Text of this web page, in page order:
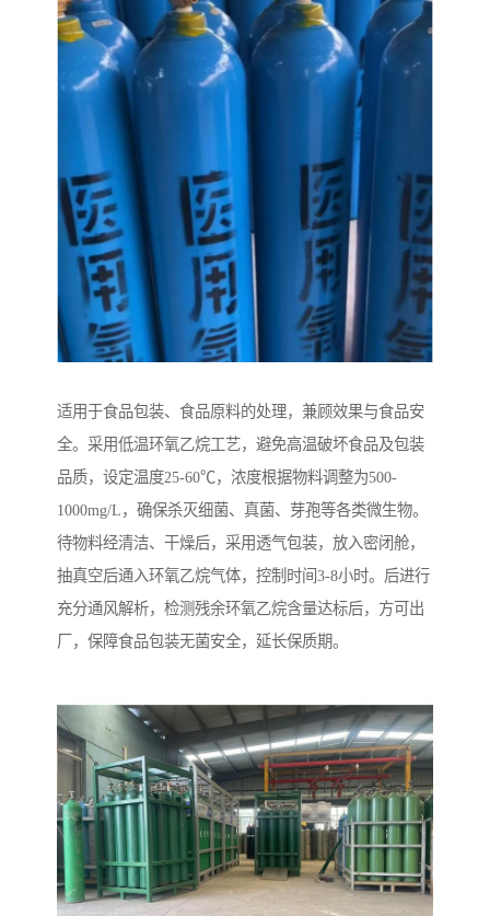
适用于食品包装、食品原料的处理，兼顾效果与食品安
全。采用低温环氧乙烷工艺，避免高温破坏食品及包装
品质，设定温度25-60℃，浓度根据物料调整为500-
1000mg/L，确保杀灭细菌、真菌、芽孢等各类微生物。
待物料经清洁、干燥后，采用透气包装，放入密闭舱，
抽真空后通入环氧乙烷气体，控制时间3-8小时。后进行
充分通风解析，检测残余环氧乙烷含量达标后，方可出
厂，保障食品包装无菌安全，延长保质期。